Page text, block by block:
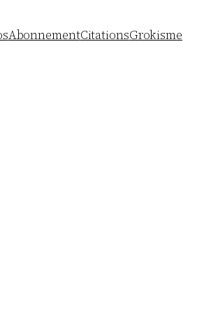
AbonnementCitationsGrokisme